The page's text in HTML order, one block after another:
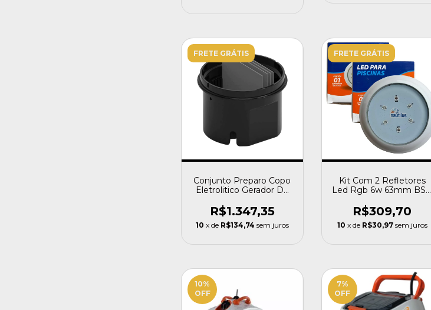
FRETE GRÁTIS
Conjunto Preparo Copo
Eletrolitico Gerador De
R$1.347,35
10 x de R$134,74 sem juros
FRETE GRÁTIS
Kit Com 2 Refletores
Led Rgb 6w 63mm BSP
R$309,70
10 x de R$30,97 sem juros
10%
OFF
7%
OFF